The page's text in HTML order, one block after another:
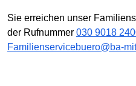
Sie erreichen unser
der Rufnummer 030 9018
Familienservicebuero@ba-